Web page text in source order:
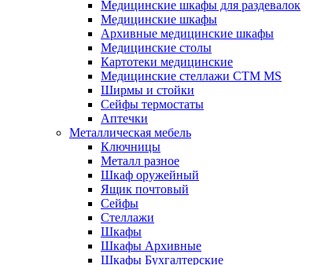
Медицинские шкафы для раздевалок
Медицинские шкафы
Архивные медицинские шкафы
Медицинские столы
Картотеки медицинские
Медицинские стеллажи CTM MS
Ширмы и стойки
Сейфы термостаты
Аптечки
Металлическая мебель
Ключницы
Металл разное
Шкаф оружейный
Ящик почтовый
Сейфы
Стеллажи
Шкафы
Шкафы Архивные
Шкафы Бухгалтерские